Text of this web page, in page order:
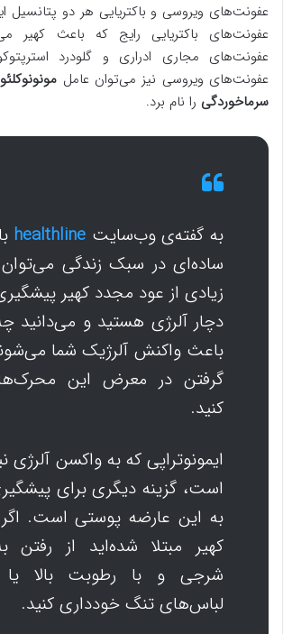
عفونت‌های ویروسی و باکتریایی هر دو پتانسیل
عفونت‌های باکتریایی رایج که باعث کهیر
عفونت‌های مجاری ادراری و گلودرد
عفونت‌های ویروسی نیز می‌توان عامل
سرماخوردگی را نام برد.
به گفته‌ی وب‌سایت healthline
ساده‌ای در سبک زندگی
زیادی از عود مجدد کهیر
دچار آلرژی هستید و می‌دانید
باعث واکنش آلرژیک شما
گرفتن در معرض این
کنید.
ایمونوتراپی که به واکسن آلرژی
است، گزینه دیگری برای
به این عارضه پوستی است. اگر
کهیر مبتلا شده‌اید از رفتن
شرجی و با رطوبت بالا یا
لباس‌های تنگ خودداری کنید.